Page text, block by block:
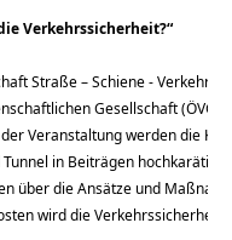
Verkehrssicherheit?“
Straße – Schiene - Verkehr
Gesellschaft (ÖVG)
Veranstaltung werden die
in Beiträgen
über die Ansätze und
wird die Verkehrssicherheit